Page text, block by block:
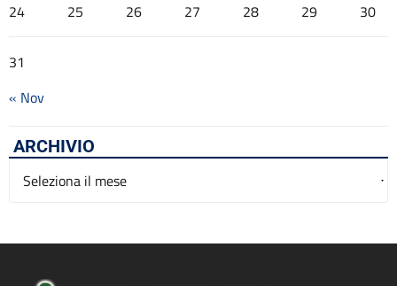
24 25 26 27 28 29 30
31
« Nov
ARCHIVIO
Archivio